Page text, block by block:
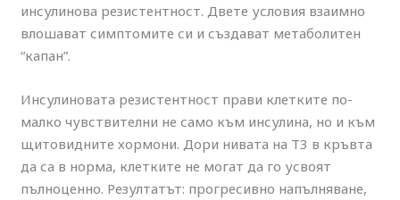
инсулинова резистентност. Двете условия взаимно
влошават симптомите си и създават метаболитен
“капан”.
Инсулиновата резистентност прави клетките по-
малко чувствителни не само към инсулина, но и към
щитовидните хормони. Дори нивата на Т3 в кръвта
да са в норма, клетките не могат да го усвоят
пълноценно. Резултатът: прогресивно напълняване,